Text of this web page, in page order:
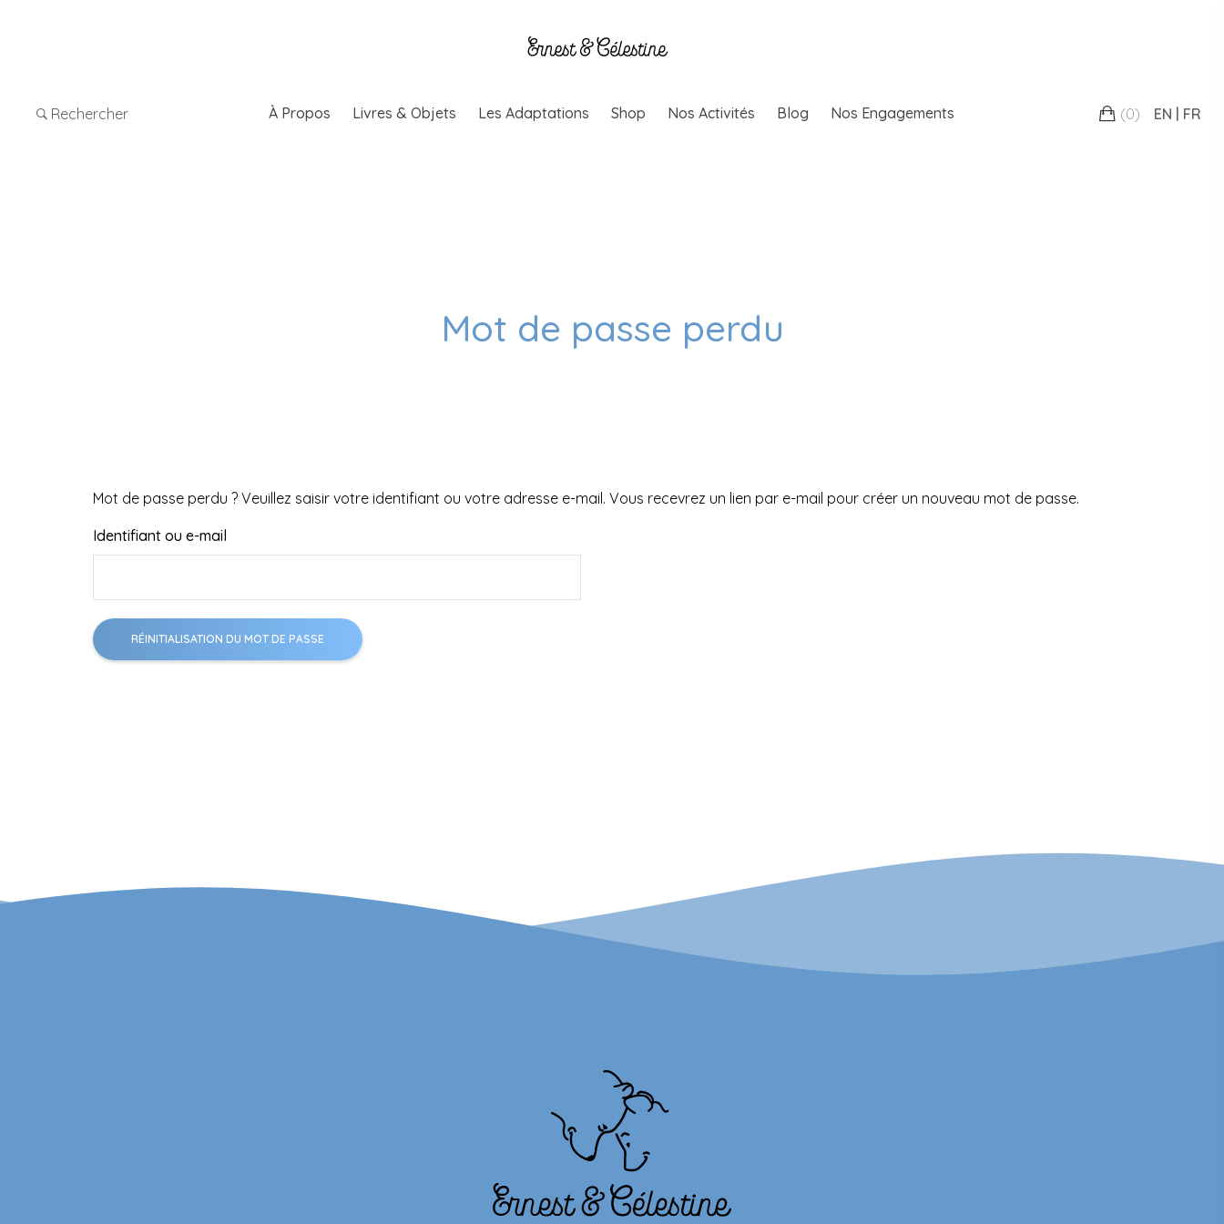
Rechercher À Propos Livres & Objets Les Adaptations Shop Nos Activités Blog Nos Engagements (0) EN FR
Mot de passe perdu
Mot de passe perdu ? Veuillez saisir votre identifiant ou votre adresse e-mail. Vous recevrez un lien par e-mail pour créer un nouveau mot de passe.
Identifiant ou e-mail
RÉINITIALISATION DU MOT DE PASSE